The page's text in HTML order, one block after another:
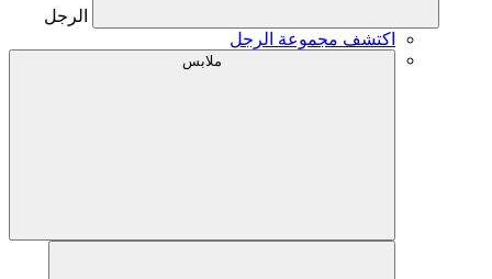
الرجل
اكتشف مجموعة الرجل
ملابس